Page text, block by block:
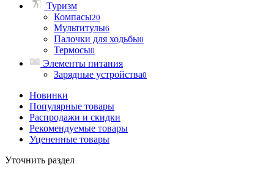
Туризм
Компасы20
Мультитулы6
Палочки для ходьбы0
Термосы0
Элементы питания
Зарядные устройства0
Новинки
Популярные товары
Распродажи и скидки
Рекомендуемые товары
Уцененные товары
Уточнить раздел